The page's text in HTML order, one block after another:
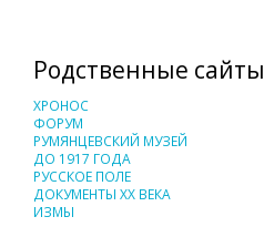
Родственные сайты
ХРОНОС
ФОРУМ
РУМЯНЦЕВСКИЙ МУЗЕЙ
ДО 1917 ГОДА
РУССКОЕ ПОЛЕ
ДОКУМЕНТЫ XX ВЕКА
ИЗМЫ